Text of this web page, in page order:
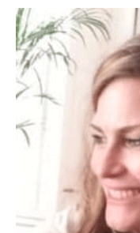
TR
« Corps
d’enfants
et
d’adolescents
sous
contrôle »